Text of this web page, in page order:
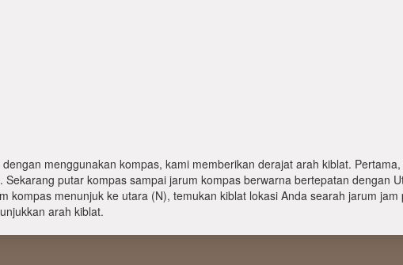
menggunakan kompas, kami memberikan derajat arah kiblat.
putar kompas sampai jarum kompas berwarna bertepatan dengan
kompas menunjuk ke utara (N), temukan kiblat lokasi Anda searah jarum
arah kiblat.